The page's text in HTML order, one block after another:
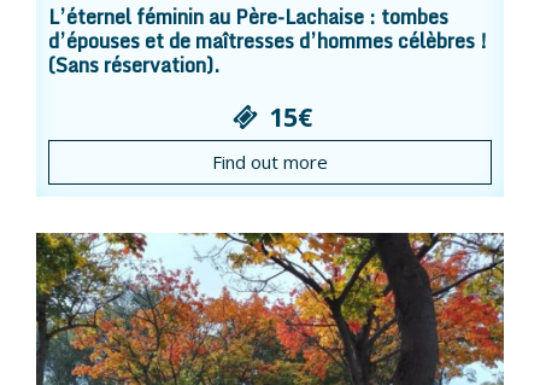
L’éternel féminin au Père-Lachaise : tombes
d’épouses et de maîtresses d’hommes célèbres !
(Sans réservation).
15€
Find out more